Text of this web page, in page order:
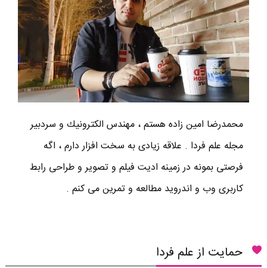
محمدرضا امين زاده هستم ، مهندس الكترونيك و سردبير
مجله علم فردا . علاقه زیادی به سخت افزار دارم ، اگه
فرصتی بمونه در زمینه ادیت فیلم و تصویر و طراحی رابط
کاربری وب و اندروید مطالعه و تمرین می کنم .
حمایت از علم فردا